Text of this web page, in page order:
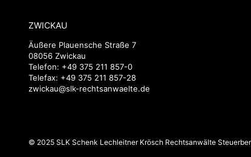
ZWICKAU
Äußere Plauensche Straße 7
08056 Zwickau
Telefon: +49 375 211 857-0
Telefax: +49 375 211 857-28
zwickau@slk-rechtsanwaelte.de
© 2025 SLK Schenk Lechleitner Krösch Rechtsanwälte